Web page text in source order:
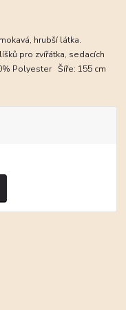
hrubší látka.
pro zvířátka, sedacích
Polyester Šíře: 155 cm